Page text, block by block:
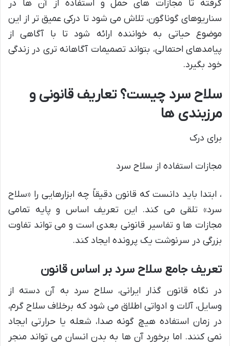
گرفته تا مجازات های حمل و استفاده از آن ها در
سناریوهای گوناگون، تلاش می شود تا درکی عمیق تر از این
موضوع حیاتی به خواننده ارائه شود تا با آگاهی از
پیامدهای احتمالی، بتواند تصمیمات آگاهانه تری در زندگی
خود بگیرد.
سلاح سرد چیست؟ تعاریف قانونی و
مرزبندی ها
برای درک
مجازات استفاده از سلاح سرد
، ابتدا باید دانست که قانون دقیقاً چه ابزارهایی را «سلاح
سرد» تلقی می کند. این تعریف اساس و پایه تمامی
مجازات ها و تفاسیر قانونی بعدی است و می تواند تفاوت
بزرگی در سرنوشت یک پرونده ایجاد کند.
تعریف جامع سلاح سرد بر اساس قانون
در نگاه قانون گذار ایرانی، سلاح سرد به آن دسته از
وسایل، آلات و ادواتی اطلاق می شود که برخلاف سلاح گرم،
در زمان استفاده هیچ گونه صدا، شعله یا حرارتی ایجاد
نمی کنند. اما برخورد آن ها به بدن انسان می تواند منجر